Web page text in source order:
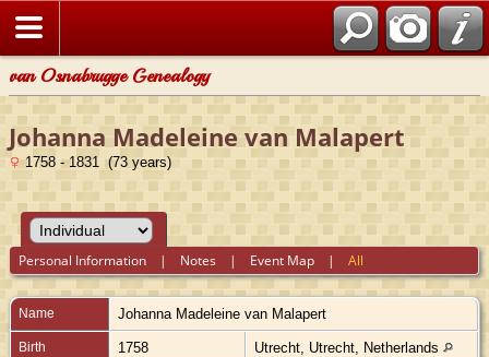
van Osnabrugge Genealogy
Johanna Madeleine van Malapert
1758 - 1831 (73 years)
Personal Information | Notes | Event Map |All
Name Johanna Madeleine van Malapert
Birth 1758 Utrecht, Utrecht, Netherlands